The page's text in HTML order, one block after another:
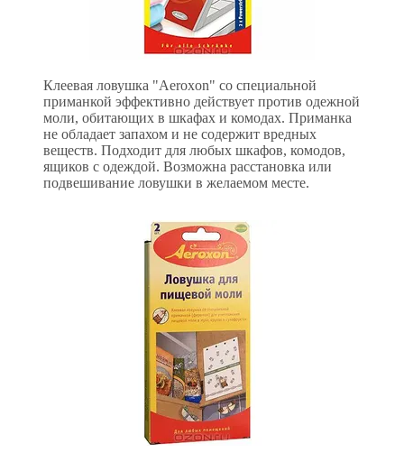
Клеевая ловушка "Aeroxon" со специальной
приманкой эффективно действует против одежной
моли, обитающих в шкафах и комодах. Приманка
не обладает запахом и не содержит вредных
веществ. Подходит для любых шкафов, комодов,
ящиков с одеждой. Возможна расстановка или
подвешивание ловушки в желаемом месте.